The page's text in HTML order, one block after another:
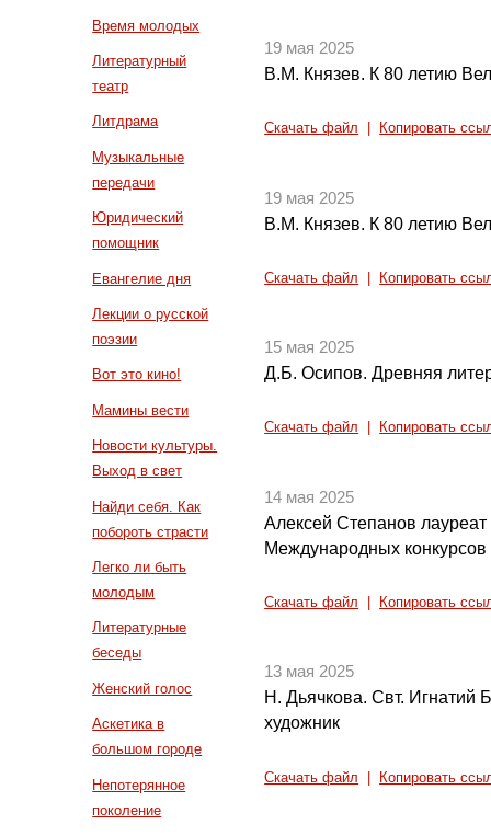
Время молодых
Литературный
театр
Литдрама
Музыкальные
передачи
Юридический
помощник
Евангелие дня
Лекции о русской
поэзии
Вот это кино!
Мамины вести
Новости культуры.
Выход в свет
Найди себя. Как
побороть страсти
Легко ли быть
молодым
Литературные
беседы
Женский голос
Аскетика в
большом городе
Непотерянное
поколение
19 мая 2025
В.М. Князев. К 80 летию
Скачать файл Копировать
19 мая 2025
В.М. Князев. К 80 летию
Скачать файл Копировать
15 мая 2025
Д.Б. Осипов. Древняя
Скачать файл Копировать
14 мая 2025
Алексей Степанов лауреат
Международных
Скачать файл Копировать
13 мая 2025
Н. Дьячкова. Свт. Игнатий
художник
Скачать файл Копировать